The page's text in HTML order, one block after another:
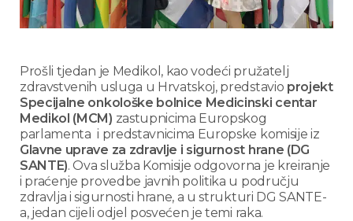
Prošli tjedan je Medikol, kao vodeći pružatelj
zdravstvenih usluga u Hrvatskoj, predstavio projekt
Specijalne onkološke bolnice Medicinski centar
Medikol (MCM) zastupnicima Europskog
parlamenta i predstavnicima Europske komisije iz
Glavne uprave za zdravlje i sigurnost hrane (DG
SANTE). Ova služba Komisije odgovorna je kreiranje
i praćenje provedbe javnih politika u području
zdravlja i sigurnosti hrane, a u strukturi DG SANTE-
a, jedan cijeli odjel posvećen je temi raka.